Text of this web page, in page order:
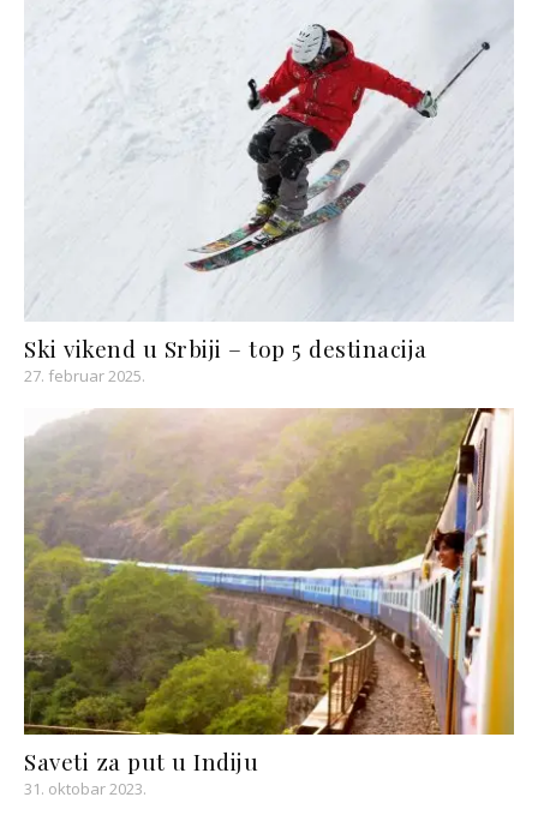
Ski vikend u Srbiji – top 5 destinacija
27. februar 2025.
Saveti za put u Indiju
31. oktobar 2023.